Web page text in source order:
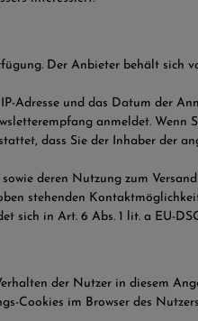
Der Anbieter behält sich
Adresse und das Datum der
anmeldet.
dass Sie der Inhaber der
deren Nutzung zum
stehenden
sich in Art. 6 Abs. 1 lit. a EU-
der Nutzer in diesem
Cookies im Browser des